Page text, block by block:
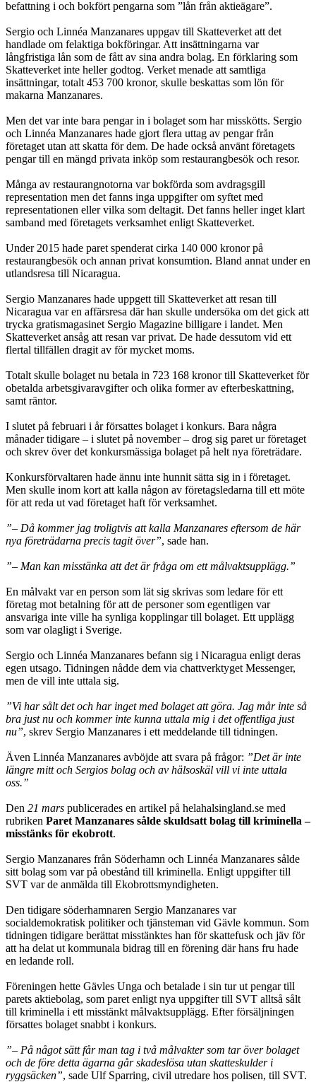
befattning i och bokfört pengarna som ”lån från aktieägare”.
Sergio och Linnéa Manzanares uppgav till Skatteverket att det
handlade om fel­aktiga bokföringar. Att insättningarna var
långfristiga lån som de fått av sina andra bolag. En förklaring som
Skatteverket inte heller godtog. Verket menade att samtliga
insättningar, totalt 453 700 kronor, skulle beskattas som lön för
makarna Manzanares.
Men det var inte bara pengar in i bolaget som har misskötts. Sergio
och Linnéa Manzanares hade gjort flera uttag av pengar från
företaget utan att skatta för dem. De hade också använt företagets
pengar till en mängd privata inköp som restau­rangbesök och resor.
Många av restaurangnotorna var bokförda som avdragsgill
representation men det fanns inga uppgifter om syftet med
representationen eller vilka som deltagit. Det fanns heller inget klart
samband med företagets verksamhet enligt Skatte­verket.
Under 2015 hade paret spenderat cirka 140 000 kronor på
restaurangbesök och annan privat konsumtion. Bland annat under en
utlandsresa till Nicaragua.
Sergio Manzanares hade uppgett till Skatteverket att resan till
Nicaragua var en affärsresa där han skulle undersöka om det gick att
trycka gratismagasinet Sergio Magazine billigare i landet. Men
Skatteverket ansåg att resan var privat. De hade dessutom vid ett
flertal tillfällen dragit av för mycket moms.
Totalt skulle bolaget nu betala in 723 168 kronor till Skatteverket för
obetalda arbetsgivaravgifter och olika former av efterbeskattning,
samt räntor.
I slutet på februari i år försattes bolaget i konkurs. Bara några
månader tidigare – i slutet på november – drog sig paret ur företaget
och skrev över det konkurs­mässiga bolaget på helt nya företrädare.
Konkursförvaltaren hade ännu inte hunnit sätta sig in i före­taget.
Men skulle inom kort att kalla någon av företagsledarna till ett möte
för att reda ut vad före­taget haft för verksamhet.
”– Då kommer jag troligtvis att kalla Manzanares eftersom de här
nya företrä­darna precis tagit över”, sade han.
”– Man kan misstänka att det är fråga om ett målvaktsupplägg.”
En målvakt var en person som lät sig skrivas som ledare för ett
företag mot be­talning för att de personer som egentligen var
ansvariga inte ville ha synliga kopplingar till bolaget. Ett upplägg
som var olagligt i Sverige.
Sergio och Linnéa Manzanares befann sig i Nicaragua enligt deras
egen utsago. Tidningen nådde dem via chattverktyget Messenger,
men de vill inte uttala sig.
”Vi har sålt det och har inget med bolaget att göra. Jag mår inte så
bra just nu och kommer inte kunna uttala mig i det offentliga just
nu”, skrev Sergio Manzanares i ett meddelande till tidningen.
Även Linnéa Manzanares avböjde att svara på frågor: ”Det är inte
längre mitt och Sergios bolag och av hälsoskäl vill vi inte uttala
oss.”
Den 21 mars publicerades en artikel på helahalsingland.se med
rubriken Paret Manzanares sålde skuldsatt bolag till kriminella –
misstänks för ekobrott.
Sergio Manzanares från Söderhamn och Linnéa Manzanares sålde
sitt bolag som var på obestånd till kriminella. Enligt uppgifter till
SVT var de anmälda till Eko­brottsmyndigheten.
Den tidigare söderhamnaren Sergio Manzanares var
socialdemokratisk politiker och tjänsteman vid Gävle kommun. Som
tidningen tidigare berättat misstänktes han för skattefusk och jäv för
att ha delat ut kommunala bidrag till en förening där hans fru hade
en ledande roll.
Föreningen hette Gävles Unga och betalade i sin tur ut pengar till
parets aktie­bolag, som paret enligt nya uppgifter till SVT alltså sålt
till kriminella i ett miss­tänkt målvaktsupplägg. Efter försäljningen
försattes bolaget snabbt i konkurs.
”– På något sätt får man tag i två målvakter som tar över bolaget
och de före detta ägarna går skadeslösa utan skatteskulder i
ryggsäcken”, sade Ulf Sparring, civil utredare hos polisen, till SVT.